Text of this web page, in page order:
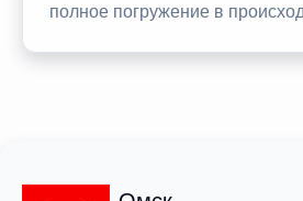
полное погружение в